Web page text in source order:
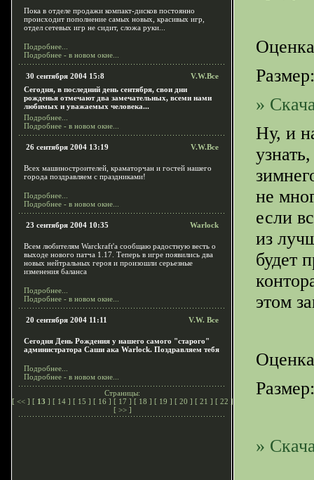
Пока в отделе продажи компакт-дисков постоянно
происходит пополнение самых новых, красивых игр,
отдел сетевых игр не сидит, сложа руки...
Подробнее...
Подробнее - в новом окне...
30 сентября 2004 15:8
V.W.Все
Сегодня, в последний день сентября, свои дни
рожденья отмечают два замечательных, всеми нами
любимых и уважаемых человека...
Подробнее...
Подробнее - в новом окне...
26 сентября 2004 13:19 V.W.Bce
Всех машиностроителей, краматорчан и гостей нашего
города поздравляем с праздниками!
Подробнее...
Подробнее - в новом окне...
23 сентября 2004 10:35 Warlock
Всем любителям Warckraft'a сообщаю радостную весть о
выходе нового патча 1.17. Теперь в игре появились два
новых нейтральных героя и произошли серьезные
изменения баланса
Подробнее...
Подробнее - в новом окне...
20 сентября 2004 11:11 V.W. Все
Сегодня День Рождения у нашего самого "старого"
администратора Саши ака Warlock. Поздравляем тебя
Подробнее...
Подробнее - в новом окне...
Страницы:
[ << ] [ 13 ] [ 14 ] [ 15 ] [ 16 ] [ 17 ] [ 18 ] [ 19 ] [ 20 ] [ 21 ] [ 22 ]
[ >> ]
»
Ну, и
не
если
из
будет
этом
»